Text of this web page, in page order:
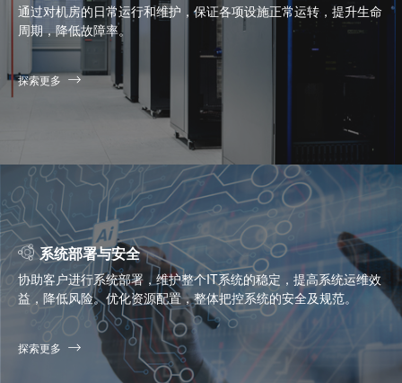
通过对机房的日常运行和维护，保证各项设施正常运转，提升生命
周期，降低故障率。
探索更多
系统部署与安全
协助客户进行系统部署，维护整个IT系统的稳定，提高系统运维效
益，降低风险。优化资源配置，整体把控系统的安全及规范。
探索更多